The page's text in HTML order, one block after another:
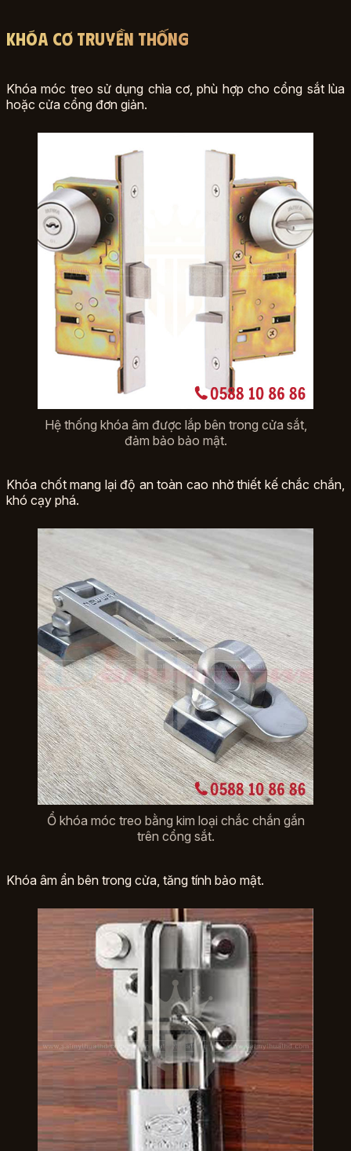
Khóa Cơ Truyền Thống
Khóa móc treo sử dụng chìa cơ, phù hợp cho cổng sắt lùa
hoặc cửa cổng đơn giản.
Hệ thống khóa âm được lắp bên trong cửa sắt,
đảm bảo bảo mật.
Khóa chốt mang lại độ an toàn cao nhờ thiết kế chắc chắn,
khó cạy phá.
Ổ khóa móc treo bằng kim loại chắc chắn gắn
trên cổng sắt.
Khóa âm ẩn bên trong cửa, tăng tính bảo mật.